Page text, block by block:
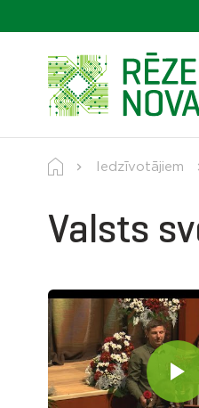
Iedzīvotājiem
Valsts